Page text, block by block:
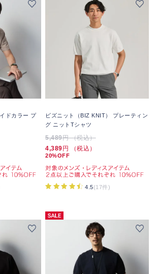
ドカラー プ
ビズニット（BIZ KNIT） プレーティン
グ ニットTシャツ
5,489円 （税込）
4,389円 （税込）
20%OFF
4.5(17件)